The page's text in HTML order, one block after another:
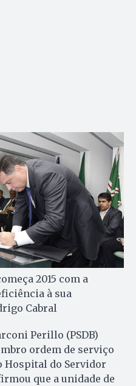
2015 com a
à sua
Cabral
Perillo (PSDB)
ordem de serviço
Hospital do Servidor
que a unidade de